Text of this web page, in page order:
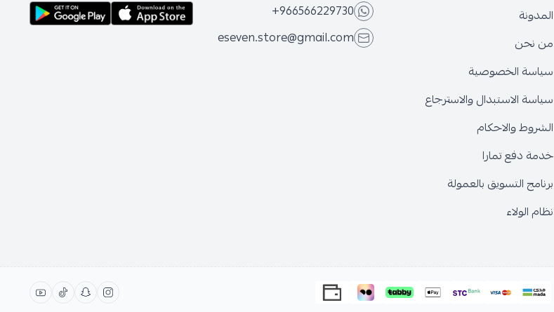
المدونة
من نحن
سياسة الخصوصية
سياسة الاستبدال والاسترجاع
الشروط والاحكام
خدمة دفع تمارا
برنامج التسويق بالعمولة
نظام الولاء
+966566229730
eseven.store@gmail.com